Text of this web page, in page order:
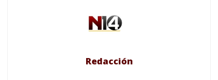
Redacción